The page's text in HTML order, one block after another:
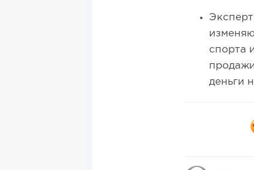
спорта
деньги